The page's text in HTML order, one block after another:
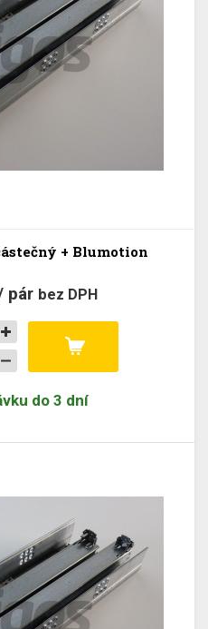
+ Blumotion
pár bez DPH
do 3 dní